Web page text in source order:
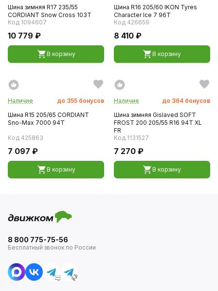
Шина зимняя R17 235/55
CORDIANT Snow Cross 103T
Код 1094607
10 779 ₽
В корзину
Шина R16 205/60 IKON Tyres
Character Ice 7 96T
Код 426659
8 410 ₽
В корзину
Наличие до 355 бонусов
Шина R15 205/65 CORDIANT
Sno-Max 7000 94T
Код 425863
7 097 ₽
В корзину
Наличие до 364 бонусов
Шина зимняя Gislaved SOFT
FROST 200 205/55 R16 94T XL
FR
Код 1131527
7 270 ₽
В корзину
8 800 775-75-56
Бесплатный звонок по России